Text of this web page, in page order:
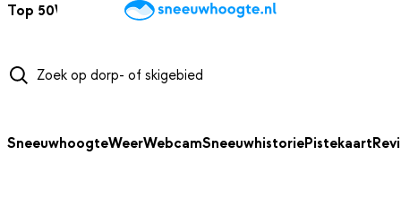
Top 50Webcams WintersportweerKaarten
SneeuwhoogteWeerWebcamSneeuwhistoriePistekaart